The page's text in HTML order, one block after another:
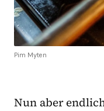
Pim Myten
Nun aber